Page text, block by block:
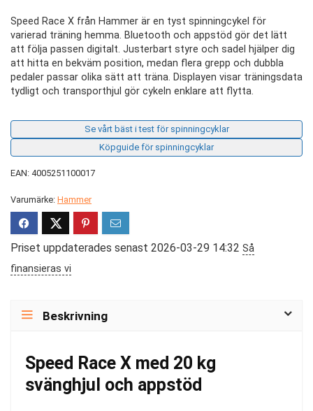
Speed Race X från Hammer är en tyst spinningcykel för
varierad träning hemma. Bluetooth och appstöd gör det lätt
att följa passen digitalt. Justerbart styre och sadel hjälper dig
att hitta en bekväm position, medan flera grepp och dubbla
pedaler passar olika sätt att träna. Displayen visar träningsdata
tydligt och transporthjul gör cykeln enklare att flytta.
Se vårt bäst i test för spinningcyklar
Köpguide för spinningcyklar
EAN: 4005251100017
Varumärke: Hammer
Priset uppdaterades senast 2026-03-29 14:32 Så
finansieras vi
Beskrivning
Speed Race X med 20 kg
svänghjul och appstöd